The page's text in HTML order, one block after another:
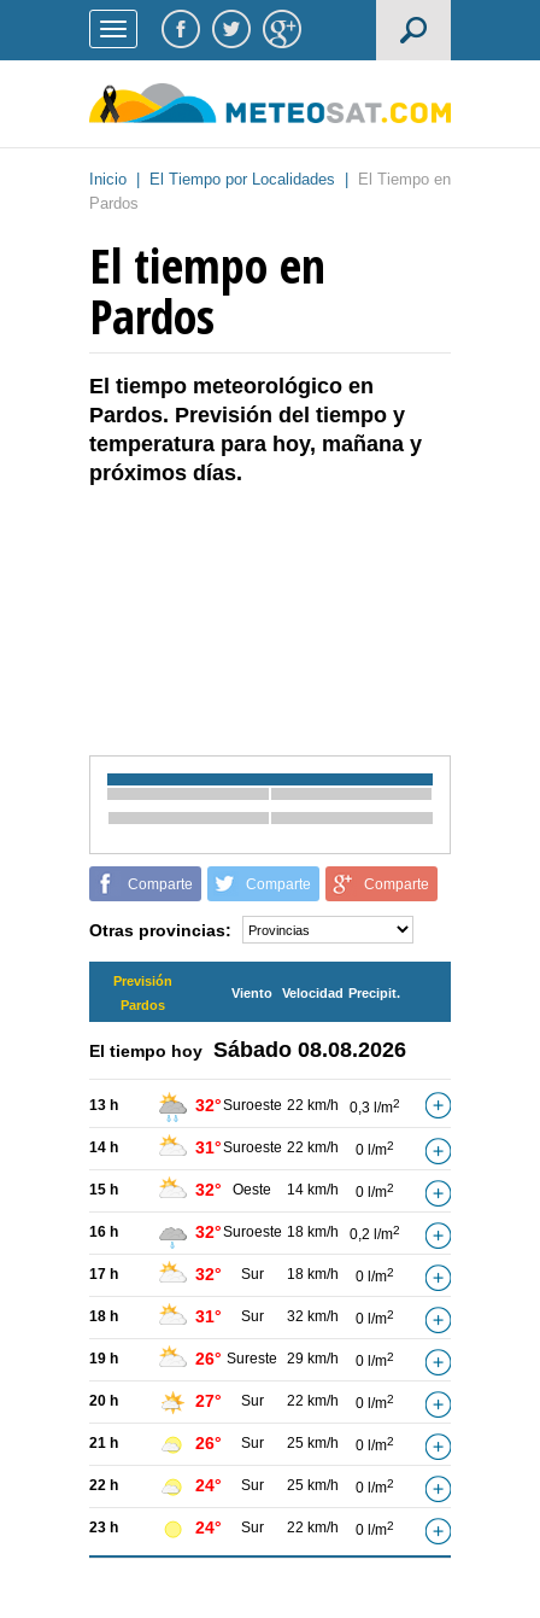
Inicio El Tiempo por Localidades
El Tiempo en
Pardos
El tiempo en
Pardos
El tiempo meteorológico en
Pardos. Previsión del tiempo y
temperatura para hoy, mañana y
próximos días.
Comparte Comparte Comparte
Otras provincias:
Previsión
Pardos
Viento Velocidad Precipit.
El tiempo hoy Sábado 08.08.2026
13 h 32°Suroeste 22 km/h 0,3 l/m2
14 h 31°Suroeste 22 km/h 0 l/m2
15 h 32° Oeste 14 km/h 0 l/m2
16 h 32°Suroeste 18 km/h 0,2 l/m2
17 h 32° Sur 18 km/h 0 l/m2
18 h 31° Sur 32 km/h 0 l/m2
19 h 26° Sureste 29 km/h 0 l/m2
20 h 27° Sur 22 km/h 0 l/m2
21 h 26° Sur 25 km/h 0 l/m2
22 h 24° Sur 25 km/h 0 l/m2
23 h 24° Sur 22 km/h 0 l/m2